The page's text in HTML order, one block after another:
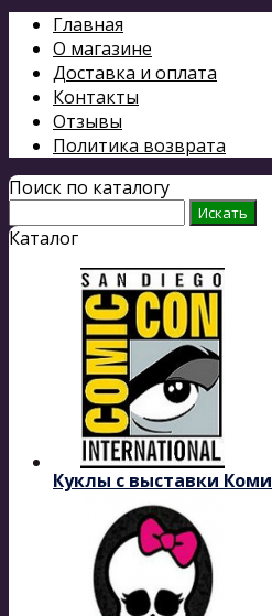
Главная
О магазине
Доставка и оплата
Контакты
Отзывы
Политика возврата
Поиск по каталогу
Каталог
Куклы с выставки